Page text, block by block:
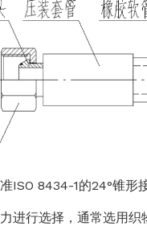
1的24°锥形接头
择，通常选用织物